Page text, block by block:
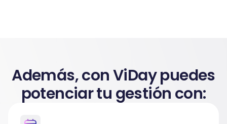
Además, con ViDay puedes
potenciar tu gestión con: